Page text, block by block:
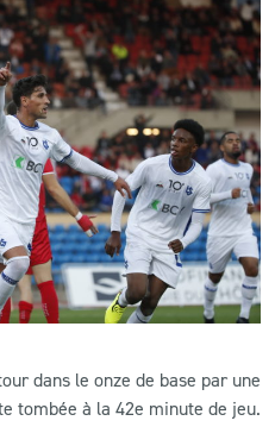
dans le onze de base par une
tombée à la 42e minute de jeu.